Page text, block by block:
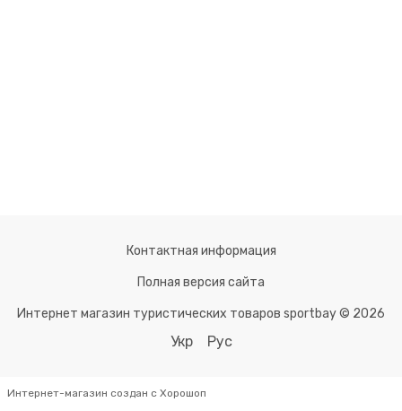
Контактная информация
Полная версия сайта
Интернет магазин туристических товаров sportbay © 2026
Укр Рус
Интернет-магазин создан с Хорошоп